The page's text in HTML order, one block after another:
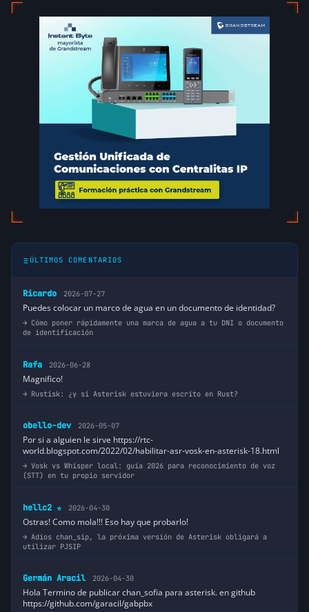
ÚLTIMOS COMENTARIOS
Ricardo 2026-07-27
Puedes colocar un marco de agua en un documento de identidad?
Cómo poner rápidamente una marca de agua a tu DNI o documento
de identificación
Rafa 2026-06-28
Magnifico!
Rustisk: ¿y si Asterisk estuviera escrito en Rust?
obello-dev 2026-05-07
Por si a alguien le sirve https://rtc-
world.blogspot.com/2022/02/habilitar-asr-vosk-en-asterisk-18.html
Vosk vs Whisper local: guía 2026 para reconocimiento de voz
(STT) en tu propio servidor
hellc2 ⭐ 2026-04-30
Ostras! Como mola!!! Eso hay que probarlo!
Adios chan_sip, la próxima versión de Asterisk obligará a
utilizar PJSIP
Germán Aracil 2026-04-30
Hola Termino de publicar chan_sofia para asterisk. en github
https://github.com/garacil/gabpbx